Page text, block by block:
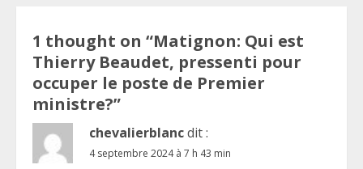
1 thought on “Matignon: Qui est
Thierry Beaudet, pressenti pour
occuper le poste de Premier
ministre?”
chevalierblancdit :
4 septembre 2024 à 7 h 43 min